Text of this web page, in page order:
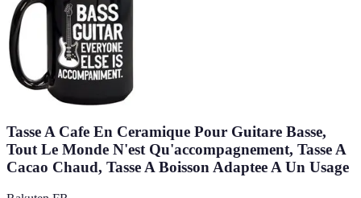
Tasse A Cafe En Ceramique Pour Guitare Basse,
Tout Le Monde N'est Qu'accompagnement, Tasse A
Cacao Chaud, Tasse A Boisson Adaptee A Un Usage